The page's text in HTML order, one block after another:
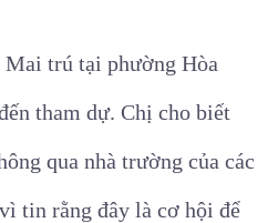
trú tại phường Hòa
tham dự. Chị cho biết
qua nhà trường của các
tin rằng đây là cơ hội để